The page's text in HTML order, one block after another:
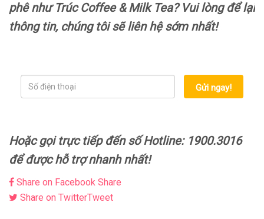
phê như Trúc Coffee & Milk Tea? Vui lòng để lại
thông tin, chúng tôi sẽ liên hệ sớm nhất!
Gửi ngay!
Hoặc gọi trực tiếp đến số Hotline: 1900.3016
để được hỗ trợ nhanh nhất!
Share on Facebook Share
Share on TwitterTweet